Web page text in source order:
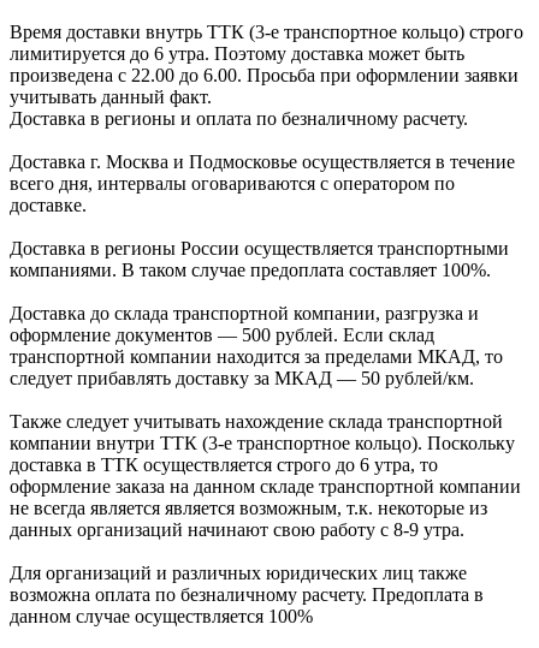
Время доставки внутрь ТТК (3-е транспортное кольцо) строго
лимитируется до 6 утра. Поэтому доставка может быть
произведена с 22.00 до 6.00. Просьба при оформлении заявки
учитывать данный факт.
Доставка в регионы и оплата по безналичному расчету.
Доставка г. Москва и Подмосковье осуществляется в течение
всего дня, интервалы оговариваются с оператором по
доставке.
Доcтавка в регионы России осуществляется транспортными
компаниями. В таком случае предоплата составляет 100%.
Доставка до склада транспортной компании, разгрузка и
оформление документов — 500 рублей. Если склад
транспортной компании находится за пределами МКАД, то
следует прибавлять доставку за МКАД — 50 рублей/км.
Также следует учитывать нахождение склада транспортной
компании внутри ТТК (3-е транспортное кольцо). Поскольку
доставка в ТТК осуществляется строго до 6 утра, то
оформление заказа на данном складе транспортной компании
не всегда является является возможным, т.к. некоторые из
данных организаций начинают свою работу с 8-9 утра.
Для организаций и различных юридических лиц также
возможна оплата по безналичному расчету. Предоплата в
данном случае осуществляется 100%